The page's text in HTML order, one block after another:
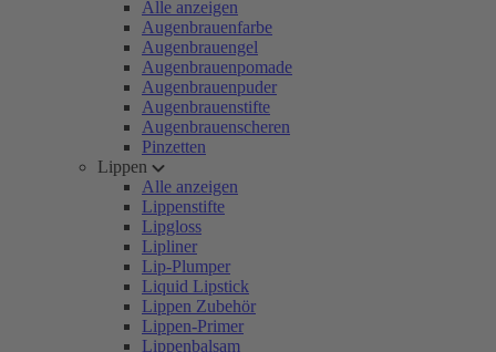
Alle anzeigen
Augenbrauenfarbe
Augenbrauengel
Augenbrauenpomade
Augenbrauenpuder
Augenbrauenstifte
Augenbrauenscheren
Pinzetten
Lippen
Alle anzeigen
Lippenstifte
Lipgloss
Lipliner
Lip-Plumper
Liquid Lipstick
Lippen Zubehör
Lippen-Primer
Lippenbalsam